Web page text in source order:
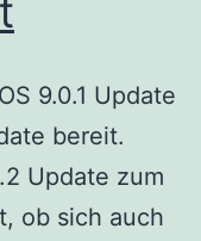
9.0.1 Update
bereit.
Update zum
ob sich auch